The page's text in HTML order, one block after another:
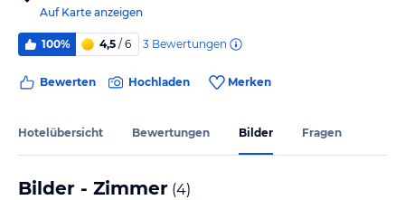
Auf Karte anzeigen
100% 4,5 / 6 3 Bewertungen
Bewerten Hochladen Merken
Hotelübersicht Bewertungen Bilder Fragen
Bilder - Zimmer (4)